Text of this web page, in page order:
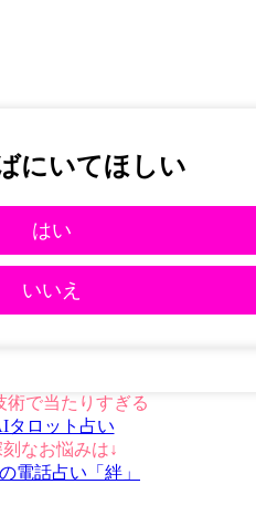
にいてほしい
はい
いいえ
術で当たりすぎる
タロット占い
なお悩みは↓
電話占い「絆」